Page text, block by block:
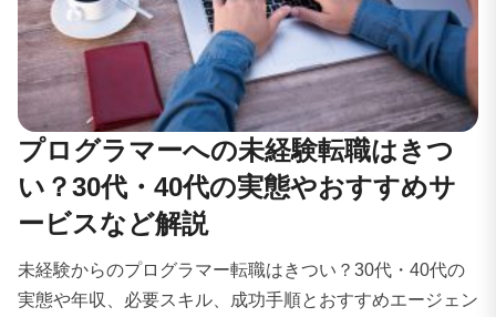
プログラマーへの未経験転職はきつ
い？30代・40代の実態やおすすめサ
ービスなど解説
未経験からのプログラマー転職はきつい？30代・40代の
実態や年収、必要スキル、成功手順とおすすめエージェン